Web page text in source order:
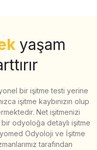
yaşam
bir işitme testi yerine
işitme kaybınızın olup
Net işitmenizi
odyoloğa detaylı işitme
Odyoloji ve İşitme
tarafından